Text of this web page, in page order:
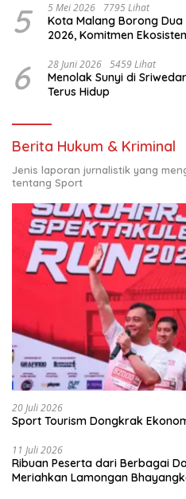
5 5 Mei 2026 7795 Lihat
Kota Malang Borong Dua
2026, Komitmen
6 28 Juni 2026 5459 Lihat
Menolak Sunyi di
Terus Hidup
Berita Hukum & Kriminal
Jenis laporan jurnalistik yang
tentang Sport
20 Juli 2026
Sport Tourism Dongkrak
11 Juli 2026
Ribuan Peserta dari Berbagai
Meriahkan Lamongan